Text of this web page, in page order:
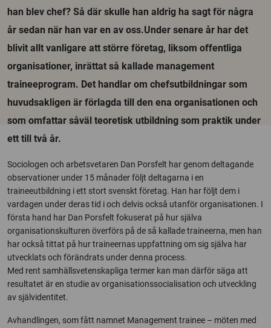
han blev chef? Så där skulle han aldrig ha sagt för några
år sedan när han var en av oss.Under senare år har det
blivit allt vanligare att större företag, liksom offentliga
organisationer, inrättat så kallade management
traineeprogram. Det handlar om chefsutbildningar som
huvudsakligen är förlagda till den ena organisationen och
som omfattar såväl teoretisk utbildning som praktik under
ett till två år.
Sociologen och arbetsvetaren Dan Porsfelt har genom deltagande
observationer under 15 månader följt deltagarna i en
traineeutbildning i ett stort svenskt företag. Han har följt dem i
vardagen under deras tid i och delvis också utanför organisationen. I
första hand har Dan Porsfelt fokuserat på hur själva
organisationskulturen överförs på de så kallade traineerna, men han
har också tittat på hur traineernas uppfattning om sig själva har
utvecklats och förändrats under denna process.
Med rent samhällsvetenskapliga termer kan man därför säga att
resultatet är en studie av organisationssocialisation och utveckling
av självidentitet.
Avhandlingen, som fått namnet Management trainee – möten med